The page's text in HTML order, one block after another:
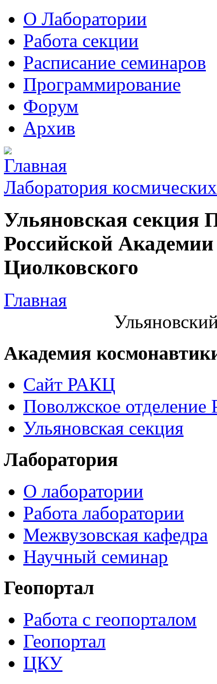
О Лаборатории
Работа секции
Расписание семинаров
Программирование
Форум
Архив
Лаборатория
Ульяновская секция
Российской
Циолковского
Главная
Академия
Сайт РАКЦ
Поволжское
Ульяновская секция
Лаборатория
О лаборатории
Работа лаборатории
Межвузовская кафедра
Научный семинар
Геопортал
Работа с геопорталом
Геопортал
ЦКУ